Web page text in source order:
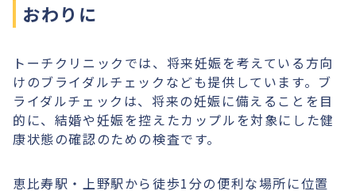
おわりに
トーチクリニックでは、将来妊娠を考えている方向
けのブライダルチェックなども提供しています。ブ
ライダルチェックは、将来の妊娠に備えることを目
的に、結婚や妊娠を控えたカップルを対象にした健
康状態の確認のための検査です。
恵比寿駅・上野駅から徒歩1分の便利な場所に位置